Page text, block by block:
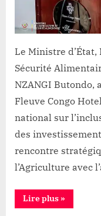
Le Ministre
Sécurité
NZANGI Butondo,
Fleuve Congo
national sur
des
rencontre
l’Agriculture avec
Lire plus
le
»